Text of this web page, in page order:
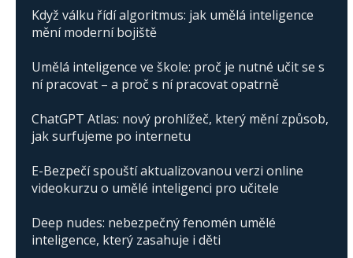
Když válku řídí algoritmus: jak umělá inteligence
mění moderní bojiště
Umělá inteligence ve škole: proč je nutné učit se s
ní pracovat – a proč s ní pracovat opatrně
ChatGPT Atlas: nový prohlížeč, který mění způsob,
jak surfujeme po internetu
E-Bezpečí spouští aktualizovanou verzi online
videokurzu o umělé inteligenci pro učitele
Deep nudes: nebezpečný fenomén umělé
inteligence, který zasahuje i děti